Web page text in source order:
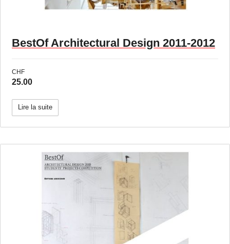
BestOf Architectural Design 2011-2012
CHF
25.00
Lire la suite